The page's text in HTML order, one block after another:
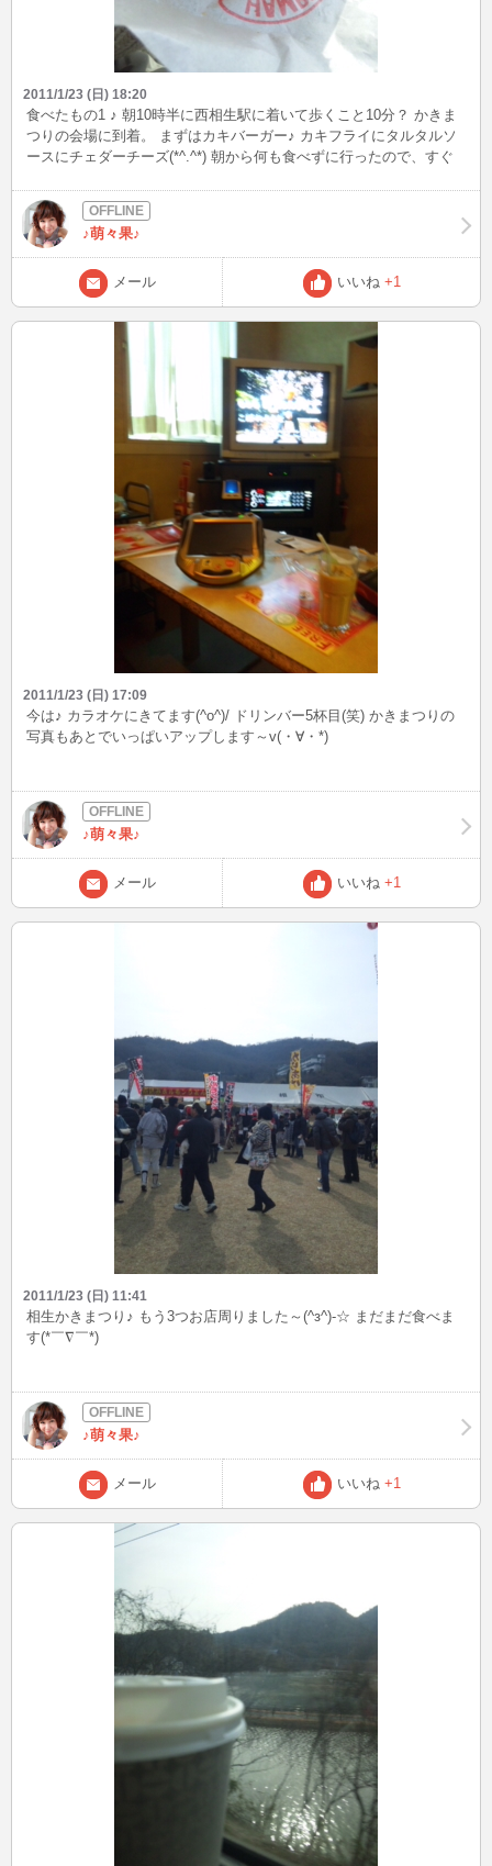
2011/1/23 (日) 18:20
食べたもの1 ♪ 朝10時半に西相生駅に着いて歩くこと10分？ かきま
つりの会場に到着。 まずはカキバーガー♪ カキフライにタルタルソ
ースにチェダーチーズ(*^.^*) 朝から何も食べずに行ったので、すぐ
♪萌々果♪
メール いいね +1
2011/1/23 (日) 17:09
今は♪ カラオケにきてます(^o^)/ ドリンバー5杯目(笑) かきまつりの
写真もあとでいっぱいアップします～v(・∀・*)
♪萌々果♪
メール いいね +1
2011/1/23 (日) 11:41
相生かきまつり♪ もう3つお店周りました～(^з^)-☆ まだまだ食べま
す(*￣∇￣*)
♪萌々果♪
メール いいね +1